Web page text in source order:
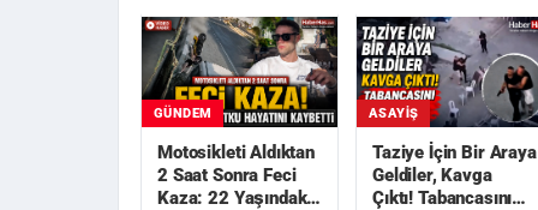
GÜNDEM
Motosikleti Aldıktan
2 Saat Sonra Feci
Kaza: 22 Yaşındaki
ASAYIŞ
Taziye İçin Bir Araya
Geldiler, Kavga
Çıktı! Tabancasını